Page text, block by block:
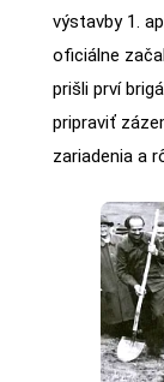
výstavby 1.
oficiálne
prišli prví
pripraviť
zariadenia a